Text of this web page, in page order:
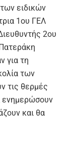
ειδικών
1ου ΓΕΛ
2ου
για τη
των
τις θερμές
ενημερώσουν
και θα